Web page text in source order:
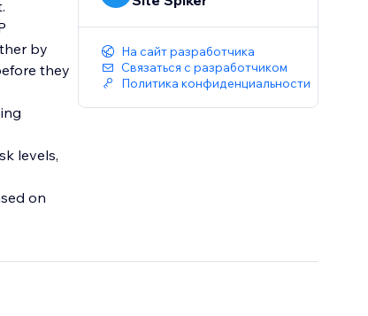
by
they
levels,
on
На сайт разработчика
Связаться с разработчиком
Политика конфиденциальности